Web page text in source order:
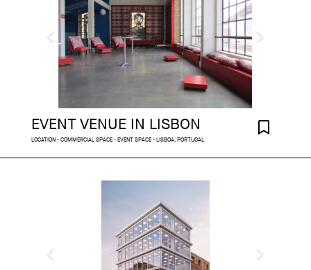
EVENT VENUE IN LISBON
LOCATION - COMMERCIAL SPACE - EVENT SPACE - LISBOA, PORTUGAL